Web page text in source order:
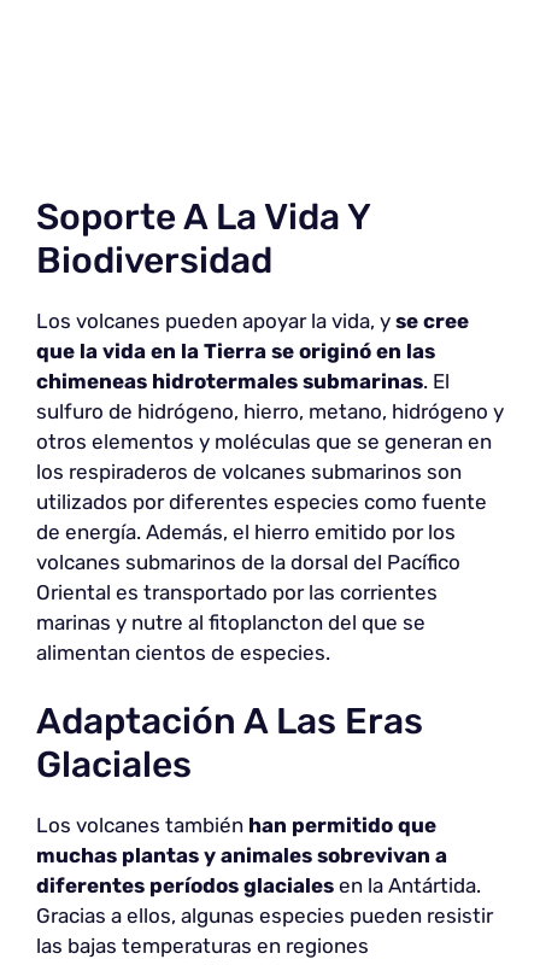
Soporte A La Vida Y
Biodiversidad
Los volcanes pueden apoyar la vida, y se cree
que la vida en la Tierra se originó en las
chimeneas hidrotermales submarinas. El
sulfuro de hidrógeno, hierro, metano, hidrógeno y
otros elementos y moléculas que se generan en
los respiraderos de volcanes submarinos son
utilizados por diferentes especies como fuente
de energía. Además, el hierro emitido por los
volcanes submarinos de la dorsal del Pacífico
Oriental es transportado por las corrientes
marinas y nutre al fitoplancton del que se
alimentan cientos de especies.
Adaptación A Las Eras
Glaciales
Los volcanes también han permitido que
muchas plantas y animales sobrevivan a
diferentes períodos glaciales en la Antártida.
Gracias a ellos, algunas especies pueden resistir
las bajas temperaturas en regiones